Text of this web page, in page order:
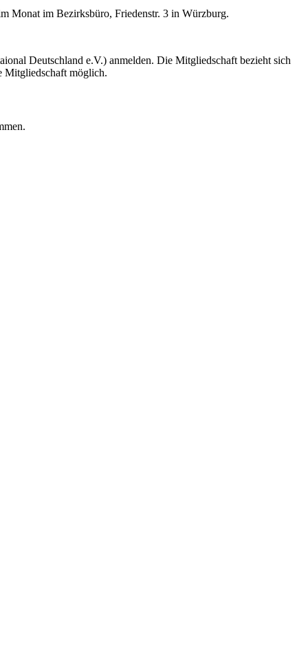
Monat im Bezirksbüro, Friedenstr. 3 in Würzburg.
Deutschland e.V.) anmelden. Die Mitgliedschaft bezieht sich
Mitgliedschaft möglich.